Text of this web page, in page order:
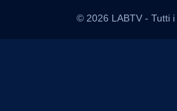
© 2026 LABTV - Tutti